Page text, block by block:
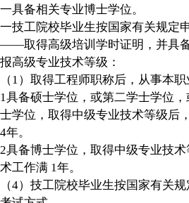
一具备相关专业博士学位。
一技工院校毕业生按国家有关规定申
——取得高级培训学时证明，并具
报高级专业技术等级：
（1）取得工程师职称后，从事本职
1具备硕士学位，或第二学士学位
士学位，取得中级专业技术等级后
4年。
2具备博士学位，取得中级专业技
术工作满 1年。
（4）技工院校毕业生按国家有关规